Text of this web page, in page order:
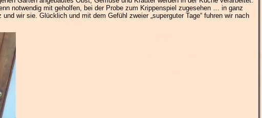
notwendig mit geholfen, bei der Probe zum Krippenspiel zugesehen … in ganz
wir sie. Glücklich und mit dem Gefühl zweier „superguter Tage“ fuhren wir nach